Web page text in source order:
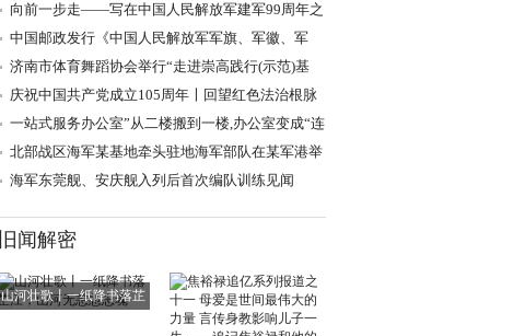
朝老兵大型红色
向前一步走——写在中国人民解放军建军99周年之
际
中国邮政发行《中国人民解放军军旗、军徽、军
歌》纪念邮票
济南市体育舞蹈协会举行“走进崇高践行(示范)基
地”挂牌仪式
庆祝中国共产党成立105周年〡回望红色法治根脉
讲述强军法治使
一站式服务办公室”从二楼搬到一楼,办公室变成“连
心桥”
北部战区海军某基地牵头驻地海军部队在某军港举
行开放活动
海军东莞舰、安庆舰入列后首次编队训练见闻
旧闻解密
山河壮歌丨一纸降书落芷